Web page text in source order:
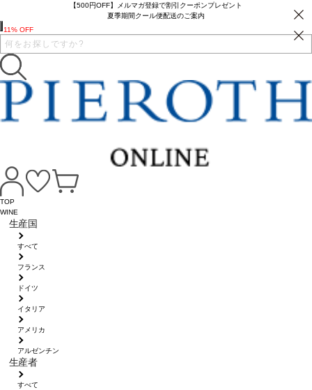
【500円OFF】メルマガ登録で割引クーポンプレゼント
夏季期間クール便配送のご案内
TOP
WINE
生産国
すべて
フランス
ドイツ
イタリア
アメリカ
アルゼンチン
生産者
すべて
11% OFF